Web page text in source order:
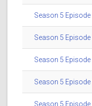
Season 5
Season 5
Season 5
Season 5
Season 5